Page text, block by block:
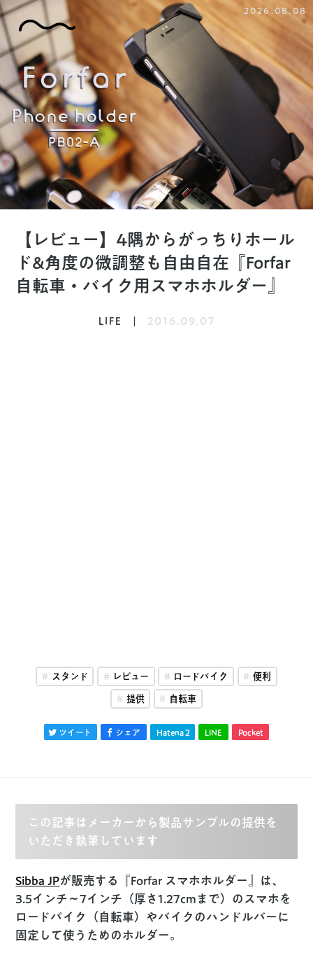
2026.08.08
【レビュー】4隅からがっちりホール
ド&角度の微調整も自由自在『Forfar
自転車・バイク用スマホホルダー』
LIFE 2016.09.07
スタンド レビュー ロードバイク 便利
提供 自転車
ツイート シェア Hatena 2 LINE Pocket
この記事はメーカーから製品サンプルの提供を
いただき執筆しています
Sibba JPが販売する『Forfar スマホホルダー』は、
3.5インチ〜7インチ（厚さ1.27cmまで）のスマホを
ロードバイク（自転車）やバイクのハンドルバーに
固定して使うためのホルダー。